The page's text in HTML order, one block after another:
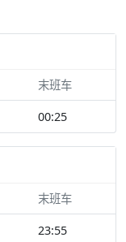
末班车
00:25
末班车
23:55